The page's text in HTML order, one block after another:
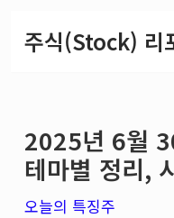
로
건
너
주식(Stock) 리
2025년 6월
테마별 정리,
오늘의 특징주